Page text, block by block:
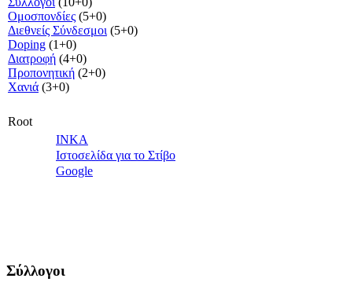
Ομοσπονδίες (5+0)
Διεθνείς Σύνδεσμοι (5+0)
Doping (1+0)
Διατροφή (4+0)
Προπονητική (2+0)
Χανιά (3+0)
Root
INKA
Ιστοσελίδα για το Στίβο
Google
Σύλλογοι